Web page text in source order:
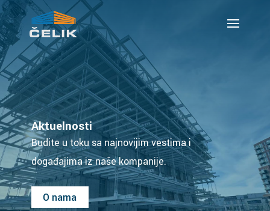
Aktuelnosti
Budite u toku sa najnovijim vestima i
događajima iz naše kompanije.
O nama